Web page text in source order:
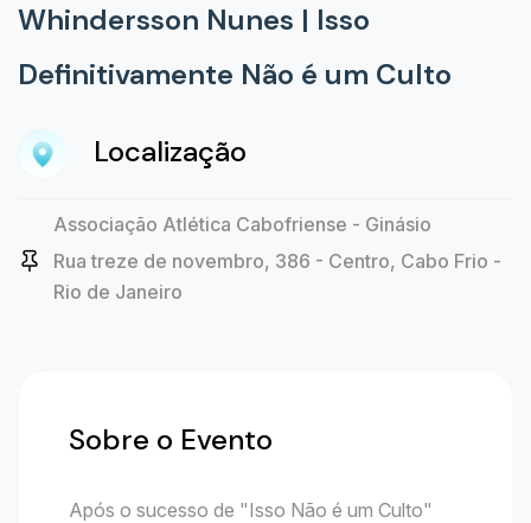
Whindersson Nunes | Isso
Definitivamente Não é um Culto
Localização
Associação Atlética Cabofriense - Ginásio
Rua treze de novembro, 386 - Centro, Cabo Frio -
Rio de Janeiro
Sobre o Evento
Após o sucesso de "Isso Não é um Culto"